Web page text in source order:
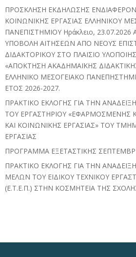
ΠΡΟΣΚΛΗΣΗ ΕΚΔΗΛΩΣΗΣ
ΚΟΙΝΩΝΙΚΗΣ ΕΡΓΑΣΙΑΣ ΕΛΛΗΝΙΚΟΥ
ΠΑΝΕΠΙΣΤΗΜΙΟΥ Ηράκλειο, 23.07.2026
ΥΠΟΒΟΛΗ ΑΙΤΗΣΕΩΝ ΑΠΟ ΝΕΟΥΣ
ΔΙΔΑΚΤΟΡΙΚΟΥ ΣΤΟ ΠΛΑΙΣΙΟ
«ΑΠΟΚΤΗΣΗ ΑΚΑΔΗΜΑΪΚΗΣ
ΕΛΛΗΝΙΚΟ ΜΕΣΟΓΕΙΑΚΟ
ΕΤΟΣ 2026-2027.
ΠΡΑΚΤΙΚΟ ΕΚΛΟΓΗΣ ΓΙΑ ΤΗΝ
ΤΟΥ ΕΡΓΑΣΤΗΡΙΟΥ «ΕΦΑΡΜΟΣΜΕΝΗΣ
ΚΑΙ ΚΟΙΝΩΝΙΚΗΣ ΕΡΓΑΣΙΑΣ» ΤΟΥ
ΕΡΓΑΣΙΑΣ
ΠΡΟΓΡΑΜΜΑ ΕΞΕΤΑΣΤΙΚΗΣ
ΠΡΑΚΤΙΚΟ ΕΚΛΟΓΗΣ ΓΙΑ ΤΗΝ
ΜΕΛΩΝ ΤΟΥ ΕΙΔΙΚΟΥ ΤΕΧΝΙΚΟΥ
(Ε.Τ.Ε.Π.) ΣΤΗΝ ΚΟΣΜΗΤΕΙΑ ΤΗΣ